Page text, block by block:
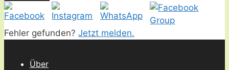
Fehler gefunden? Jetzt melden.
Über